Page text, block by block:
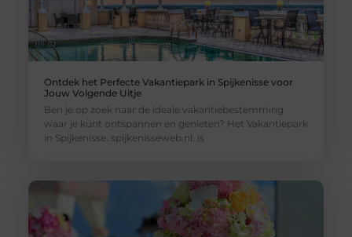
Ontdek het Perfecte Vakantiepark in Spijkenisse voor
Jouw Volgende Uitje
Ben je op zoek naar de ideale vakantiebestemming
waar je kunt ontspannen en genieten? Het Vakantiepark
in Spijkenisse. spijkenisseweb.nl. is